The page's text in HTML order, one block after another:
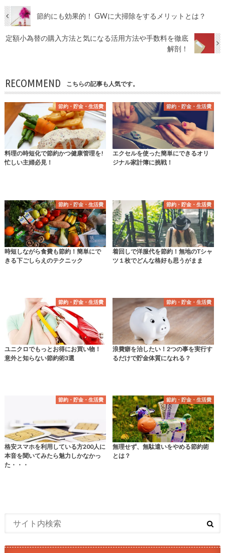
節約にも効果的！ GWに大掃除をするメリットとは？
定額小為替の購入方法と気になる活用方法や手数料を徹底
解剖！
RECOMMEND こちらの記事も人気です。
節約・貯金・生活費
料理の時短化で節約かつ健康管理を!
忙しい主婦必見！
節約・貯金・生活費
エクセルを使った簡単にできるオリ
ジナル家計簿に挑戦！
節約・貯金・生活費
時短しながら食費も節約！簡単にで
きる下ごしらえのテクニック
節約・貯金・生活費
着回しで洋服代を節約！無地のTシャ
ツ１枚でどんな格好も思うがまま
節約・貯金・生活費
ユニクロでもっとお得にお買い物！
意外と知らない節約術3選
節約・貯金・生活費
浪費癖を治したい！2つの事を実行す
るだけで貯金体質になれる？
節約・貯金・生活費
格安スマホを利用している方200人に
本音を聞いてみたら魅力しかなかっ
た・・・
節約・貯金・生活費
無理せず、無駄遣いをやめる節約術
とは？